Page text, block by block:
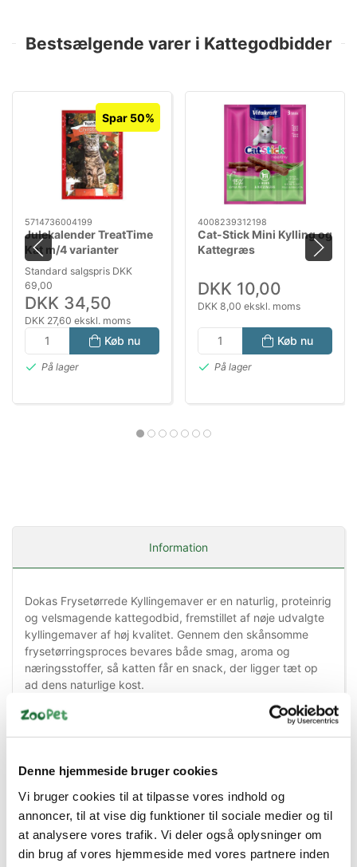
Denne hjemmeside bruger cookies
Vi bruger cookies til at tilpasse vores indhold og
annoncer, til at vise dig funktioner til sociale medier og til
at analysere vores trafik. Vi deler også oplysninger om
din brug af vores hjemmeside med vores partnere inden
Bestsælgende varer i Kattegodbidder
Spar 50%
5714736004199
Julekalender TreatTime
Kat m/4 varianter
Standard salgspris DKK
69,00
DKK 34,50
DKK 27,60 ekskl. moms
Køb nu
På lager
4008239312198
Cat-Stick Mini Kylling og
Kattegræs
DKK 10,00
DKK 8,00 ekskl. moms
Køb nu
På lager
Information
Dokas Frysetørrede Kyllingemaver er en naturlig, proteinrig
og velsmagende kattegodbid, fremstillet af nøje udvalgte
kyllingemaver af høj kvalitet. Gennem den skånsomme
frysetørringsproces bevares både smag, aroma og
næringsstoffer, så katten får en snack, der ligger tæt op
ad dens naturlige kost.
Katte er naturlige kødædere, og disse frysetørrede
består af hele 99,5 % kyllingemave og indeholder ingen
unødvendige fyldstoffer, hvilket gør dem til et oplagt valg
for kvalitetsbevidste katteejere.
Den sprøde tekstur gør snacken ekstra spændende for
katten, samtidig med at den høje proteinandel
understøtter en aktiv livsstil. Produktet er fri for soja,